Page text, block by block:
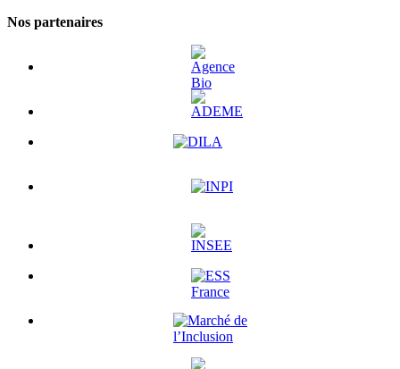
Nos partenaires